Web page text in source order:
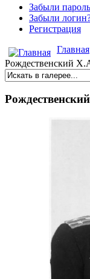
Забыли
Забыли
Регистрация
Главная
Рождественский